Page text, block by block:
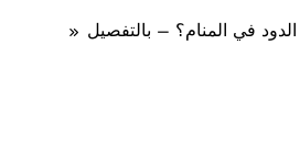
في المنام؟ – بالتفصيل